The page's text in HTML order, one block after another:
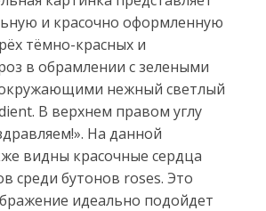
и красочно оформленную
тёмно-красных и
в обрамлении с зелеными
нежный светлый
В верхнем правом углу
На данной
видны красочные сердца
среди бутонов roses. Это
идеально подойдет